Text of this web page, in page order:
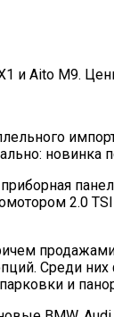
2.0
Среди
и